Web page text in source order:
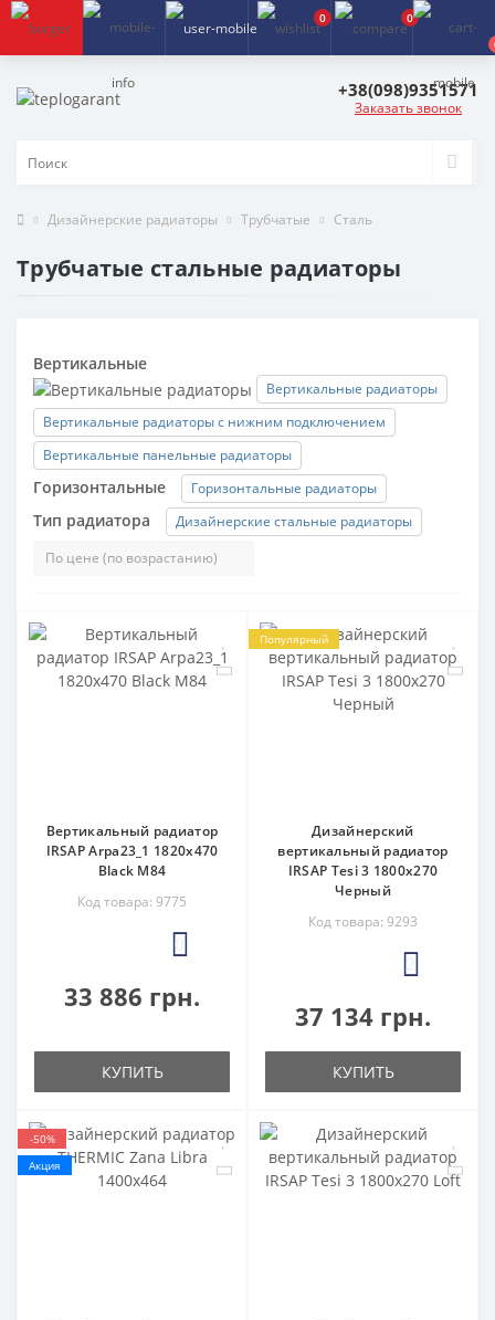
0
0
+38(098)9351571
Заказать звонок
Дизайнерские радиаторы Трубчатые Сталь
Трубчатые стальные радиаторы
Вертикальные
Вертикальные радиаторы
Вертикальные радиаторы с нижним подключением
Вертикальные панельные радиаторы
Горизонтальные Горизонтальные радиаторы
Тип радиатора Дизайнерские стальные радиаторы
Вертикальный радиатор
IRSAP Arpa23_1 1820x470
Black M84
Код товара: 9775
0
33 886 грн.
КУПИТЬ
Популярный
Дизайнерский
вертикальный радиатор
IRSAP Tesi 3 1800x270
Черный
Код товара: 9293
37 134 грн.
КУПИТЬ
-50%
Акция